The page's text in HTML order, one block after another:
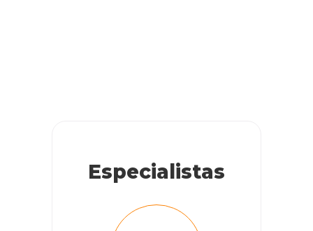
Especialistas